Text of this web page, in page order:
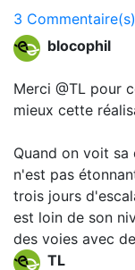
3 Commentaire(s)
blocophil
Merci @TL pour
mieux cette
Quand on voit sa
n'est pas
trois jours
est loin de son
des voies avec
TL